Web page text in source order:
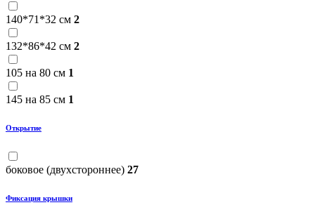
140*71*32 см 2
132*86*42 см 2
105 на 80 см 1
145 на 85 см 1
Открытие
боковое (двухстороннее) 27
Фиксация крышки